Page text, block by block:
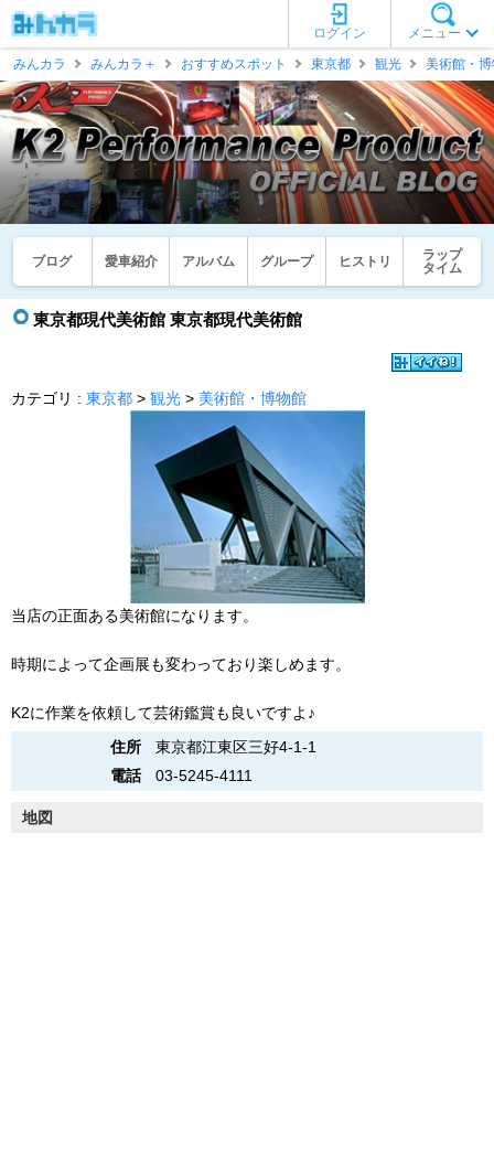
メニュー
ログイン
みんカラ
みんカラ＋ おすすめスポット 東京都 観光 美術館・
ブログ 愛車紹介 アルバム グループ ヒストリ
ラップ
タイム
東京都現代美術館 東京都現代美術館
カテゴリ : 東京都 > 観光 > 美術館・博物館
当店の正面ある美術館になります。
時期によって企画展も変わっており楽しめます。
K2に作業を依頼して芸術鑑賞も良いですよ♪
住所
東京都江東区三好4-1-1
電話
03-5245-4111
地図